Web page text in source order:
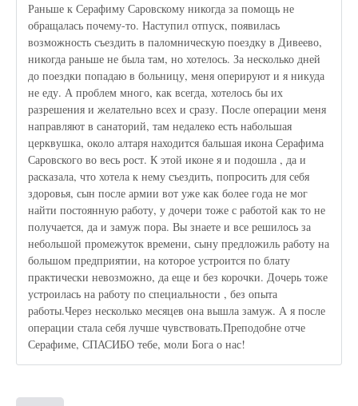
Раньше к Серафиму Саровскому никогда за помощь не
обращалась почему-то. Наступил отпуск, появилась
возможность съездить в паломническую поездку в Дивеево,
никогда раньше не была там, но хотелось. За несколько дней
до поездки попадаю в больницу, меня оперируют и я никуда
не еду. А проблем много, как всегда, хотелось бы их
разрешения и желательно всех и сразу. После операции меня
направляют в санаторий, там недалеко есть набольшая
церквушка, около алтаря находится бальшая икона Серафима
Саровского во весь рост. К этой иконе я и подошла , да и
расказала, что хотела к нему съездить, попросить для себя
здоровья, сын после армии вот уже как более года не мог
найти постоянную работу, у дочери тоже с работой как то не
получается, да и замуж пора. Вы знаете и все решилось за
небольшой промежуток времени, сыну предложиль работу на
большом предприятии, на которое устроится по блату
практически невозможно, да еще и без корочки. Дочерь тоже
устроилась на работу по специальности , без опыта
работы.Через несколько месяцев она вышла замуж. А я после
операции стала себя лучше чувствовать.Преподобне отче
Серафиме, СПАСИБО тебе, моли Бога о нас!